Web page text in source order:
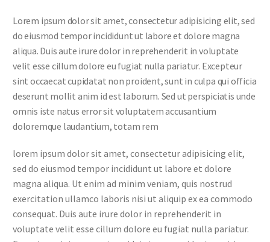
Lorem ipsum dolor sit amet, consectetur adipisicing elit, sed
do eiusmod tempor incididunt ut labore et dolore magna
aliqua. Duis aute irure dolor in reprehenderit in voluptate
velit esse cillum dolore eu fugiat nulla pariatur. Excepteur
sint occaecat cupidatat non proident, sunt in culpa qui officia
deserunt mollit anim id est laborum. Sed ut perspiciatis unde
omnis iste natus error sit voluptatem accusantium
doloremque laudantium, totam rem
lorem ipsum dolor sit amet, consectetur adipisicing elit,
sed do eiusmod tempor incididunt ut labore et dolore
magna aliqua. Ut enim ad minim veniam, quis nostrud
exercitation ullamco laboris nisi ut aliquip ex ea commodo
consequat. Duis aute irure dolor in reprehenderit in
voluptate velit esse cillum dolore eu fugiat nulla pariatur.